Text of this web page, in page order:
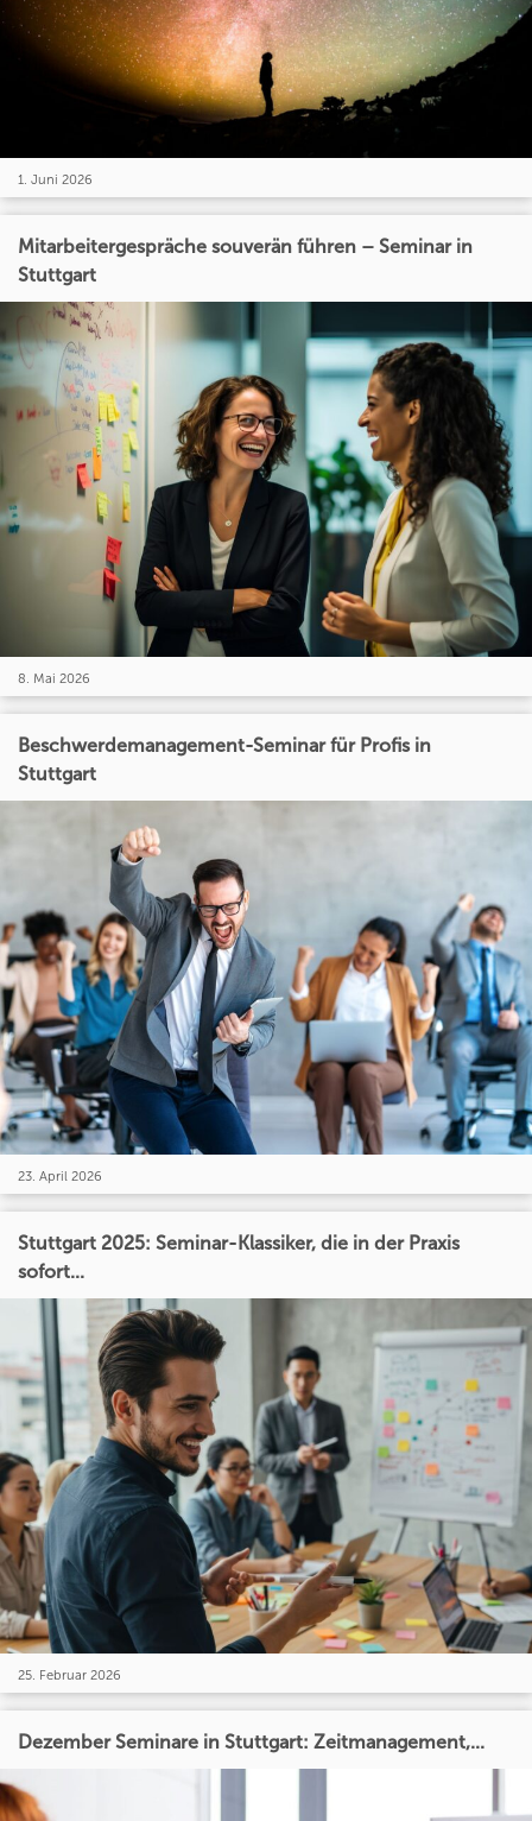
1. Juni 2026
Mitarbeitergespräche souverän führen – Seminar in
Stuttgart
8. Mai 2026
Beschwerdemanagement-Seminar für Profis in
Stuttgart
23. April 2026
Stuttgart 2025: Seminar-Klassiker, die in der Praxis
sofort...
25. Februar 2026
Dezember Seminare in Stuttgart: Zeitmanagement,...